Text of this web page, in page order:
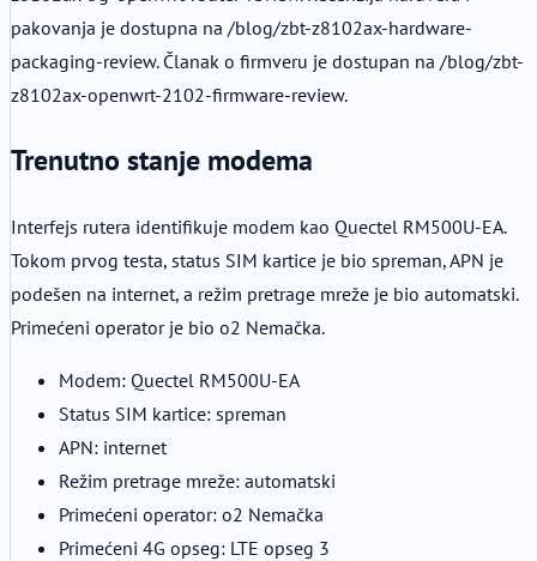
pakovanja je dostupna na /blog/zbt-z8102ax-hardware-
packaging-review. Članak o firmveru je dostupan na /blog/zbt-
z8102ax-openwrt-2102-firmware-review.
Trenutno stanje modema
Interfejs rutera identifikuje modem kao Quectel RM500U-EA.
Tokom prvog testa, status SIM kartice je bio spreman, APN je
podešen na internet, a režim pretrage mreže je bio automatski.
Primećeni operator je bio o2 Nemačka.
Modem: Quectel RM500U-EA
Status SIM kartice: spreman
APN: internet
Režim pretrage mreže: automatski
Primećeni operator: o2 Nemačka
Primećeni 4G opseg: LTE opseg 3